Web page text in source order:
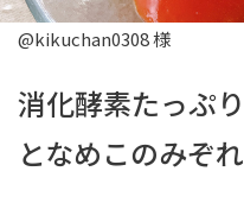
@kikuchan0308 様
消化酵素たっぷ
となめこのみぞ